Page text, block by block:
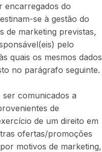
encarregados do
se à gestão do
de marketing previstas,
pelo
quais os mesmos dados
no parágrafo seguinte.
ser comunicados a
de
de um direito em
ofertas/promoções
motivos de marketing,